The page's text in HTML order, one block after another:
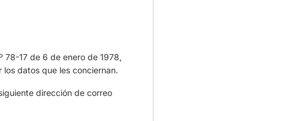
78-17 de 6 de enero de 1978,
datos que les conciernan.
dirección de correo